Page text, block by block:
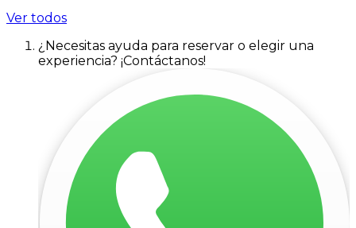
Ver todos
¿Necesitas ayuda para reservar o elegir una
experiencia? ¡Contáctanos!